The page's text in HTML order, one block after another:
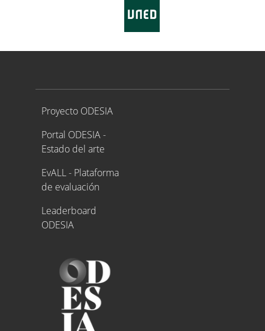
Proyecto ODESIA
Proyecto ODESIA
Portal ODESIA -
Estado del arte
EvALL - Plataforma
de evaluación
Leaderboard
ODESIA